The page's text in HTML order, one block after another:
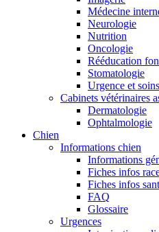
Médecine
Neurologie
Nutrition
Oncologie
Rééducation
Stomatologie
Urgence et
Cabinets vétérinaires
Dermatologie
Ophtalmologie
Chien
Informations chien
Informations
Fiches infos
Fiches infos
FAQ
Glossaire
Urgences